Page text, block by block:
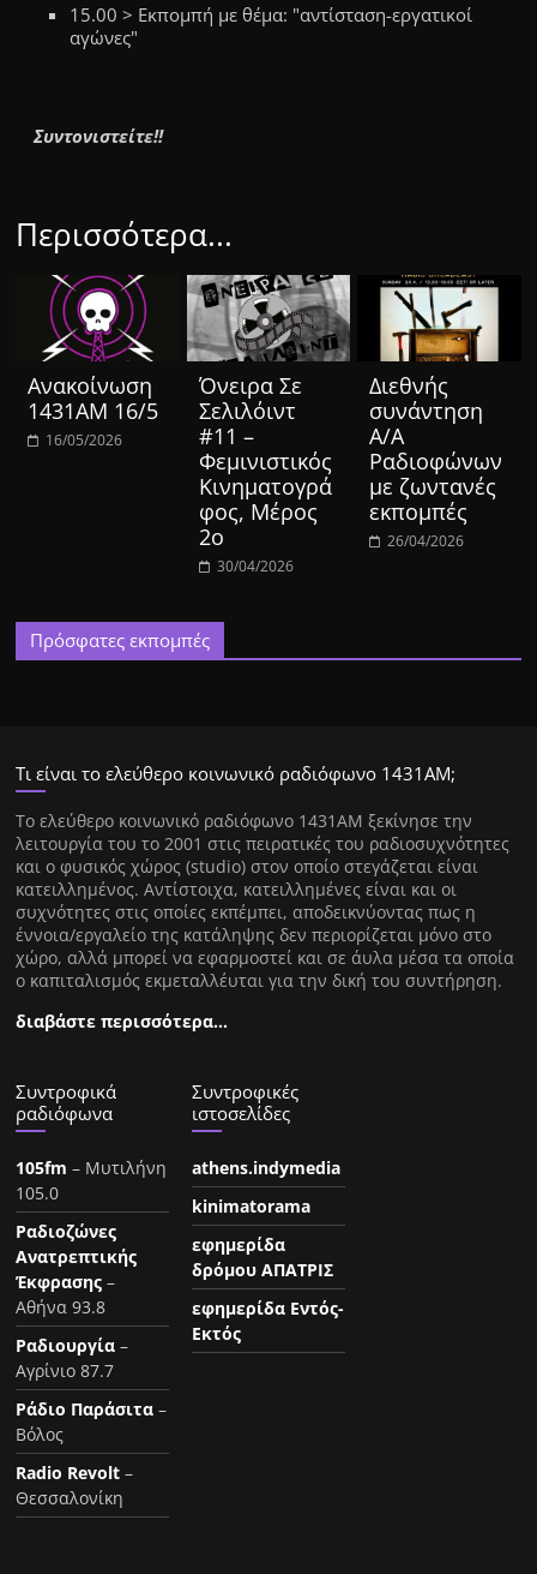
15.00 > Εκπομπή με θέμα: "αντίσταση-εργατικοί
αγώνες"
Συντονιστείτε!!
Περισσότερα...
Ανακοίνωση
1431ΑΜ 16/5
16/05/2026
Όνειρα Σε
Σελιλόιντ
#11 –
Φεμινιστικός
Κινηματογρά
φος, Μέρος
2ο
30/04/2026
Διεθνής
συνάντηση
Α/Α
Ραδιοφώνων
με ζωντανές
εκπομπές
26/04/2026
Πρόσφατες εκπομπές
Τι είναι το ελεύθερο κοινωνικό ραδιόφωνο 1431ΑΜ;
Tο ελεύθερο κοινωνικό ραδιόφωνο 1431AM ξεκίνησε την
λειτουργία του το 2001 στις πειρατικές του ραδιοσυχνότητες
και ο φυσικός χώρος (studio) στον οποίο στεγάζεται είναι
κατειλλημένος. Αντίστοιχα, κατειλλημένες είναι και οι
συχνότητες στις οποίες εκπέμπει, αποδεικνύοντας πως η
έννοια/εργαλείο της κατάληψης δεν περιορίζεται μόνο στο
χώρο, αλλά μπορεί να εφαρμοστεί και σε άυλα μέσα τα οποία
ο καπιταλισμός εκμεταλλέυται για την δική του συντήρηση.
διαβάστε περισσότερα…
Συντροφικά
ραδιόφωνα
105fm – Μυτιλήνη
105.0
Ραδιοζώνες
Ανατρεπτικής
Έκφρασης –
Αθήνα 93.8
Ραδιουργία –
Αγρίνιο 87.7
Ράδιο Παράσιτα –
Βόλος
Radio Revolt –
Θεσσαλονίκη
Συντροφικές
ιστοσελίδες
athens.indymedia
kinimatorama
εφημερίδα
δρόμου ΑΠΑΤΡΙΣ
εφημερίδα Εντός-
Εκτός